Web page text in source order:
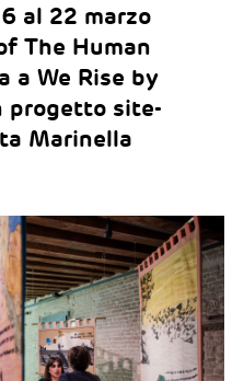
al 22 marzo
The Human
a We Rise by
progetto site-
Marinella